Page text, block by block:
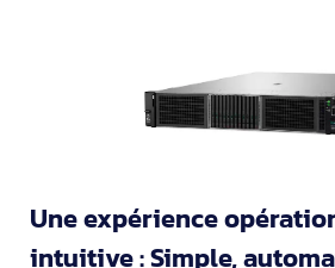
Une expérience
intuitive : Simple,